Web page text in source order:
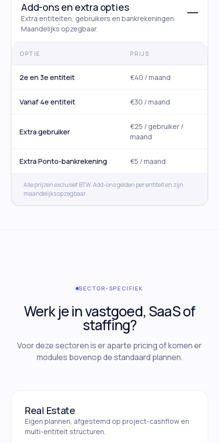
Add-ons en extra opties
Extra entiteiten, gebruikers en bankrekeningen.
Maandelijks opzegbaar.
OPTIE PRIJS
2e en 3e entiteit €40 / maand
Vanaf 4e entiteit €30 / maand
Extra gebruiker
€25 / gebruiker /
maand
Extra Ponto-bankrekening €5 / maand
Alle prijzen exclusief BTW. Add-ons gelden per entiteit en zijn
maandelijks opzegbaar.
SECTOR-SPECIFIEK
Werk je in vastgoed, SaaS of
staffing?
Voor deze sectoren is er aparte pricing of komen er
modules bovenop de standaard plannen.
Real Estate
Eigen plannen, afgestemd op project-cashflow en
multi-entiteit structuren.